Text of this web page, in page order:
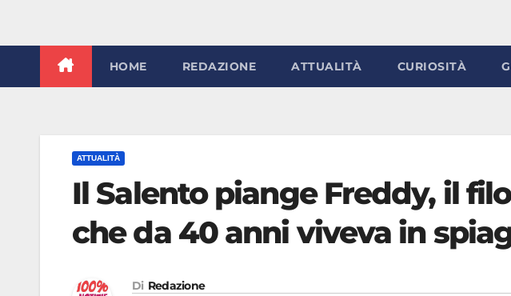
HOME REDAZIONE ATTUALITÀ CURIOSITÀ
ATTUALITÀ
Il Salento piange Freddy, il
che da 40 anni viveva in
Di Redazione